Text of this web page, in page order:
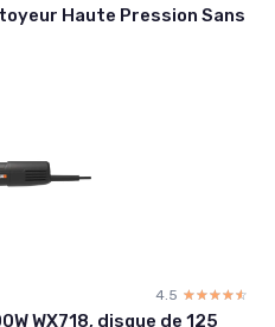
Haute Pression Sans
4.5 ☆☆☆☆☆
★★★★★
WX718, disque de 125